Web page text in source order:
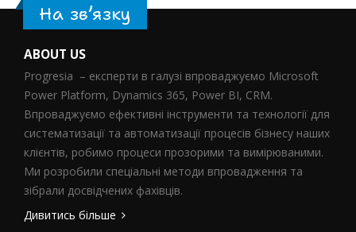
На зв’язку
ABOUT US
Progresia – експерти в галузі впроваджуємо Microsoft
Power Platform, Dynamics 365, Power BI, CRM.
Впроваджуємо ефективні інструменти та технології для
систематизації та автоматизації процесів бізнесу наших
клієнтів, робимо процеси прозорими та вимірюваними.
Ми розробили спеціальні методи впровадження та
зібрали досвідчених фахівців.
Дивитись більше